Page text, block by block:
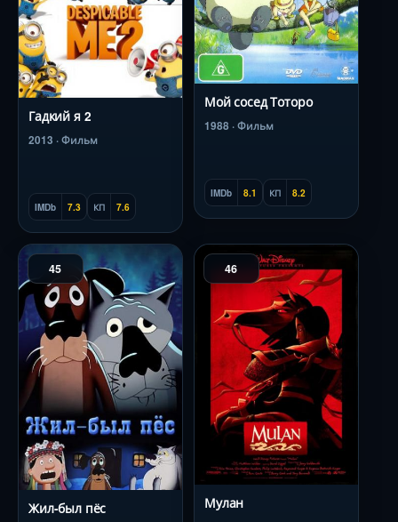
Гадкий я 2
2013 · Фильм
IMDb 7.3 КП 7.6
Мой сосед Тоторо
1988 · Фильм
IMDb 8.1 КП 8.2
45
Жил-был пёс
46
Мулан